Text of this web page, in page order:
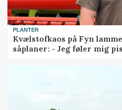
PLANTER
Kvælstofkaos på Fyn
såplaner: - Jeg føler mig